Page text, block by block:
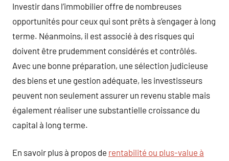
Investir dans l’immobilier offre de nombreuses
opportunités pour ceux qui sont prêts à s’engager à long
terme. Néanmoins, il est associé à des risques qui
doivent être prudemment considérés et contrôlés.
Avec une bonne préparation, une sélection judicieuse
des biens et une gestion adéquate, les investisseurs
peuvent non seulement assurer un revenu stable mais
également réaliser une substantielle croissance du
capital à long terme.
En savoir plus à propos de rentabilité ou plus-value à